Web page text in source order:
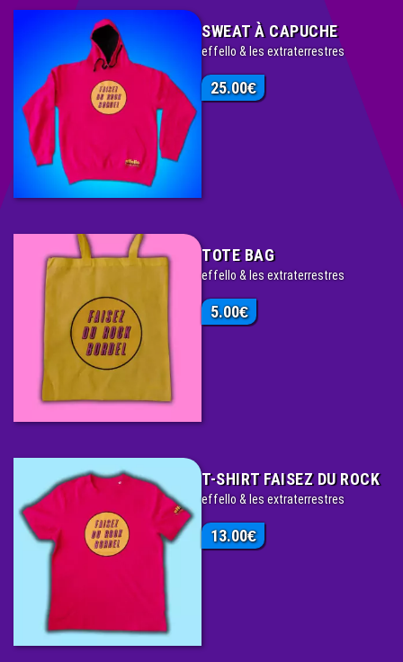
SWEAT À CAPUCHE
effello & les extraterrestres
25.00€
TOTE BAG
effello & les extraterrestres
5.00€
T-SHIRT FAISEZ DU ROCK
effello & les extraterrestres
13.00€